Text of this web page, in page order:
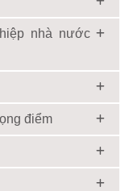
nhà nước
điểm